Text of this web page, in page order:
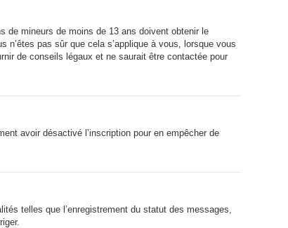
de mineurs de moins de 13 ans doivent obtenir le
n’êtes pas sûr que cela s’applique à vous, lorsque vous
de conseils légaux et ne saurait être contactée pour
avoir désactivé l’inscription pour en empêcher de
telles que l’enregistrement du statut des messages,